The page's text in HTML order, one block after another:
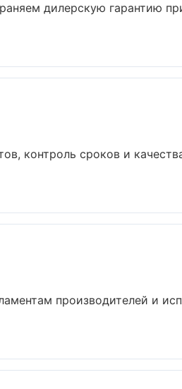
дилерскую гарантию
контроль сроков и
производителей и